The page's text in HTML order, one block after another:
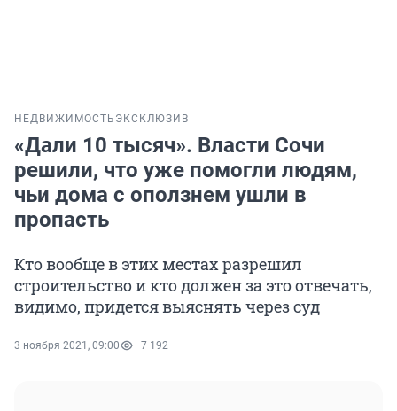
НЕДВИЖИМОСТЬ ЭКСКЛЮЗИВ
«Дали 10 тысяч». Власти Сочи
решили, что уже помогли людям,
чьи дома с оползнем ушли в
пропасть
Кто вообще в этих местах разрешил
строительство и кто должен за это отвечать,
видимо, придется выяснять через суд
3 ноября 2021, 09:00 7 192